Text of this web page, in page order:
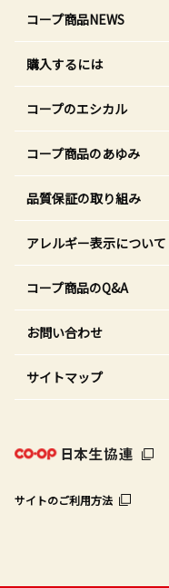
コープ商品NEWS
購入するには
コープのエシカル
コープ商品のあゆみ
品質保証の取り組み
アレルギー表示について
コープ商品のQ&A
お問い合わせ
サイトマップ
サイトのご利用方法